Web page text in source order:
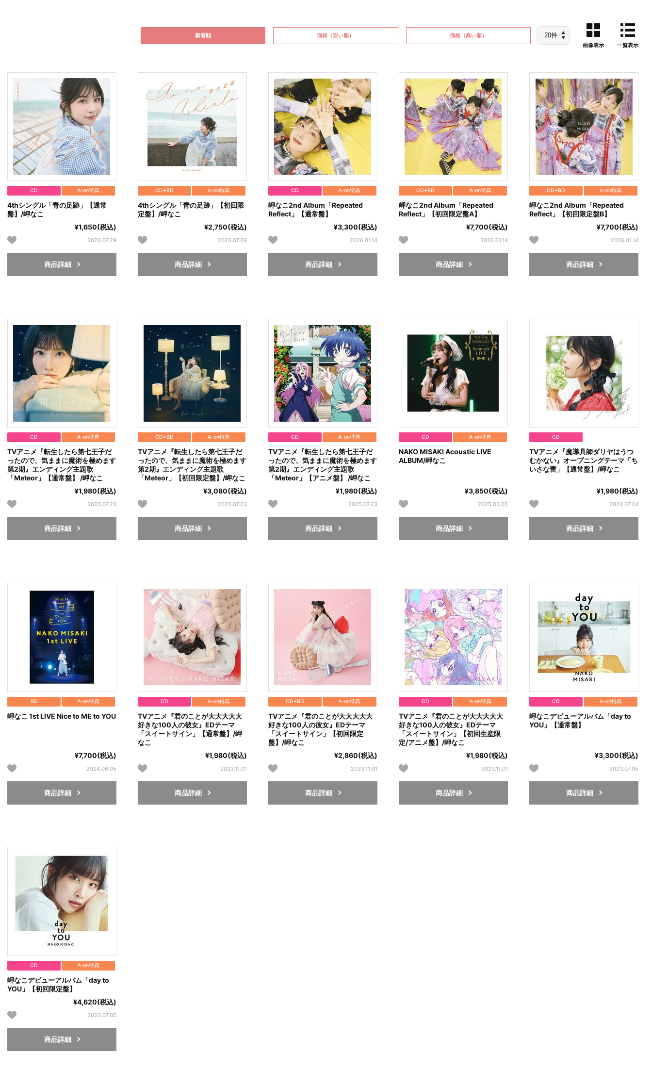
新着順 価格 （安い順） 価格（高い順）
画像表示
一覧表示
CD A-on特典
4thシングル「青の足跡」【通常
盤】/岬なこ
¥1,650(税込)
2026.07.29
商品詳細
CD+BD A-on特典
4thシングル「青の足跡」【初回限
定盤】/岬なこ
¥2,750(税込)
2026.07.29
商品詳細
CD A-on特典
岬なこ2nd Album「Repeated
Reflect」【通常盤】
¥3,300(税込)
2026.01.14
商品詳細
CD+BD A-on特典
岬なこ2nd Album「Repeated
Reflect」【初回限定盤A】
¥7,700(税込)
2026.01.14
商品詳細
CD+BD A-on特典
岬なこ2nd Album「Repeated
Reflect」【初回限定盤B】
¥7,700(税込)
2026.01.14
商品詳細
CD A-on特典
TVアニメ『転生したら第七王子だ
ったので、気ままに魔術を極めます
第2期』エンディング主題歌
「Meteor」【通常盤】 /岬なこ
¥1,980(税込)
2025.07.23
商品詳細
CD+BD A-on特典
TVアニメ『転生したら第七王子だ
ったので、気ままに魔術を極めます
第2期』エンディング主題歌
「Meteor」【初回限定盤】/岬なこ
¥3,080(税込)
2025.07.23
商品詳細
CD A-on特典
TVアニメ『転生したら第七王子だ
ったので、気ままに魔術を極めます
第2期』エンディング主題歌
「Meteor」【アニメ盤】 /岬なこ
¥1,980(税込)
2025.07.23
商品詳細
CD A-on特典
NAKO MISAKI Acoustic LIVE
ALBUM/岬なこ
¥3,850(税込)
2025.03.05
商品詳細
CD
TVアニメ『魔導具師ダリヤはうつ
むかない』オープニングテーマ「ち
いさな蕾」【通常盤】/岬なこ
¥1,980(税込)
2024.07.24
商品詳細
BD A-on特典
岬なこ 1st LIVE Nice to ME to YOU
¥7,700(税込)
2024.06.05
商品詳細
CD A-on特典
TVアニメ『君のことが大大大大大
好きな100人の彼女』EDテーマ
「スイートサイン」【通常盤】/岬
なこ
¥1,980(税込)
2023.11.01
商品詳細
CD+BD A-on特典
TVアニメ『君のことが大大大大大
好きな100人の彼女』EDテーマ
「スイートサイン」【初回限定
盤】/岬なこ
¥2,860(税込)
2023.11.01
商品詳細
CD A-on特典
TVアニメ『君のことが大大大大大
好きな100人の彼女』EDテーマ
「スイートサイン」【初回生産限
定/アニメ盤】/岬なこ
¥1,980(税込)
2023.11.01
商品詳細
CD A-on特典
岬なこデビューアルバム「day to
YOU」【通常盤】
¥3,300(税込)
2023.07.05
商品詳細
CD A-on特典
岬なこデビューアルバム「day to
YOU」【初回限定盤】
¥4,620(税込)
2023.07.05
商品詳細